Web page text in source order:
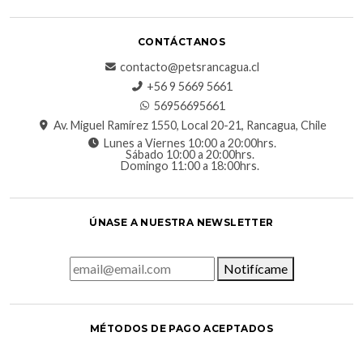
CONTÁCTANOS
contacto@petsrancagua.cl
‪+56 9 5669 5661‬
56956695661‬
Av. Miguel Ramírez 1550, Local 20-21, Rancagua, Chile
Lunes a Viernes 10:00 a 20:00hrs.
Sábado 10:00 a 20:00hrs.
Domingo 11:00 a 18:00hrs.
ÚNASE A NUESTRA NEWSLETTER
Notifícame
MÉTODOS DE PAGO ACEPTADOS